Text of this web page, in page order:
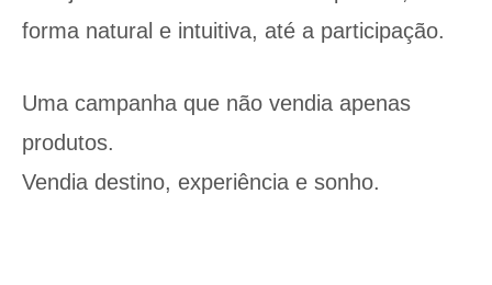
forma natural e intuitiva, até a participação.
Uma campanha que não vendia apenas
produtos.
Vendia destino, experiência e sonho.